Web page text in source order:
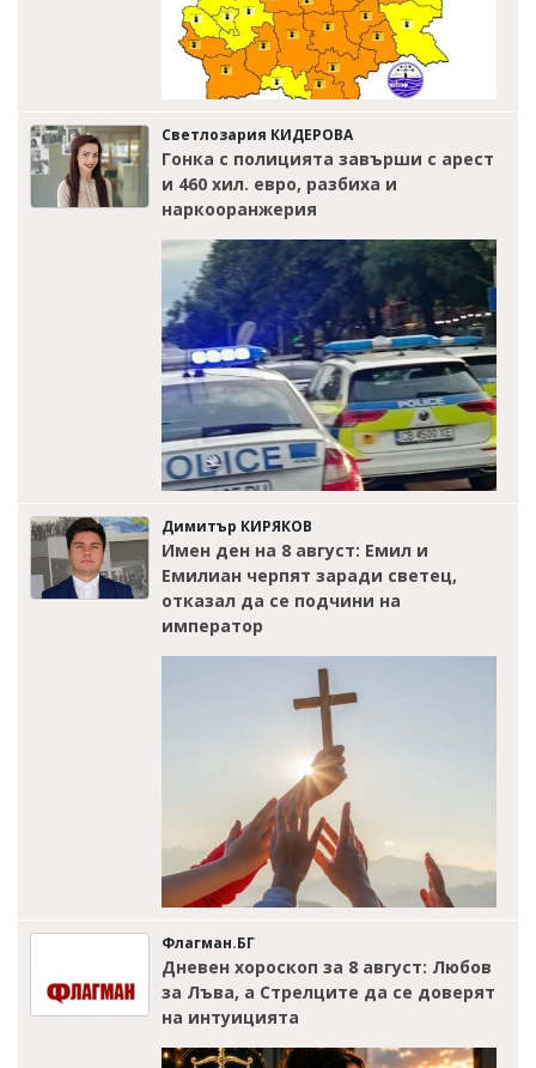
Светлозария КИДЕРОВА
Гонка с полицията завърши с арест
и 460 хил. евро, разбиха и
наркооранжерия
Димитър КИРЯКОВ
Имен ден на 8 август: Емил и
Емилиан черпят заради светец,
отказал да се подчини на
император
Флагман.БГ
Дневен хороскоп за 8 август: Любов
за Лъва, а Стрелците да се доверят
на интуицията